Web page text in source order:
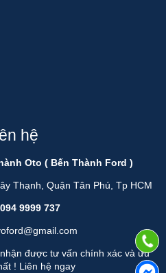
hệ
Oto ( Bến Thành Ford )
Thạnh, Quận Tân Phú, Tp HCM
094 9999 737
được tư vấn chính xác và ưu
! Liên hệ ngay